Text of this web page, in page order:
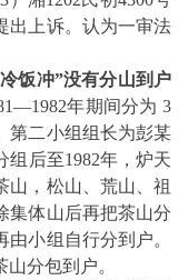
出上诉。认为一审法
饭冲”没有分山到户
年期间分为 3
第二小组组长为彭某
组后至1982年，炉天
山，松山、荒山、祖
集体山后再把茶山分
小组自行分到户。
分包到户。